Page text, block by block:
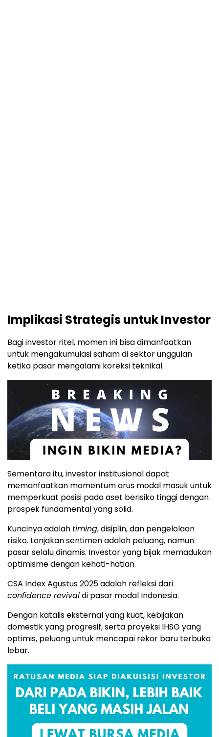
Implikasi Strategis untuk Investor
Bagi investor ritel, momen ini bisa dimanfaatkan
untuk mengakumulasi saham di sektor unggulan
ketika pasar mengalami koreksi teknikal.
Sementara itu, investor institusional dapat
memanfaatkan momentum arus modal masuk untuk
memperkuat posisi pada aset berisiko tinggi dengan
prospek fundamental yang solid.
Kuncinya adalah timing, disiplin, dan pengelolaan
risiko. Lonjakan sentimen adalah peluang, namun
pasar selalu dinamis. Investor yang bijak memadukan
optimisme dengan kehati-hatian.
CSA Index Agustus 2025 adalah refleksi dari
confidence revivaldi pasar modal Indonesia.
Dengan katalis eksternal yang kuat, kebijakan
domestik yang progresif, serta proyeksi IHSG yang
optimis, peluang untuk mencapai rekor baru terbuka
lebar.